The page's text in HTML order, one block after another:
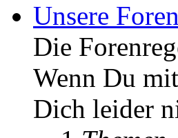
Unsere
Die
Wenn Du
Dich leider